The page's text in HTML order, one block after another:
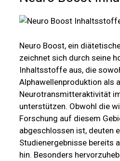
Neuro Boost, ein
zeichnet sich durch seine
Inhaltsstoffe aus, die
Alphawellenproduktion als
Neurotransmitteraktivität
unterstützen. Obwohl die
Forschung auf diesem
abgeschlossen ist, deuten
Studienergebnisse bereits
hin. Besonders